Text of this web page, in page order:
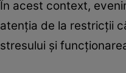
În acest context,
atenția de la restricții
stresului și